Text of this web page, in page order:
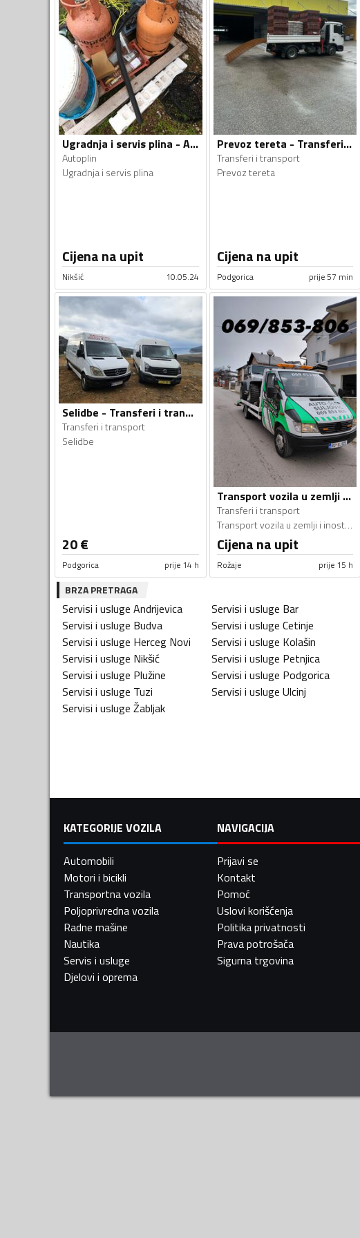
Ugradnja i servis plina - Autoplin
Autoplin
Ugradnja i servis plina
Cijena na upit
Nikšić 10.05.24
Prevoz tereta - Transferi i transport
Transferi i transport
Prevoz tereta
Cijena na upit
Podgorica prije 57 min
Selidbe - Transferi i transport
Transferi i transport
Selidbe
20€
Podgorica prije 14 h
Transport vozila u zemlji i inostranstvu - Transferi i transport
Transferi i transport
Transport vozila u zemlji i inostranstvu
Cijena na upit
Rožaje prije 15 h
BRZA PRETRAGA
Servisi i usluge Andrijevica Servisi i usluge Bar
Servisi i usluge Budva Servisi i usluge Cetinje
Servisi i usluge Herceg Novi Servisi i usluge Kolašin
Servisi i usluge Nikšić Servisi i usluge Petnjica
Servisi i usluge Plužine Servisi i usluge Podgorica
Servisi i usluge Tuzi Servisi i usluge Ulcinj
Servisi i usluge Žabljak
KATEGORIJE VOZILA
Automobili
Motori i bicikli
Transportna vozila
Poljoprivredna vozila
Radne mašine
Nautika
Servis i usluge
Djelovi i oprema
NAVIGACIJA
Prijavi se
Kontakt
Pomoć
Uslovi korišćenja
Politika privatnosti
Prava potrošača
Sigurna trgovina